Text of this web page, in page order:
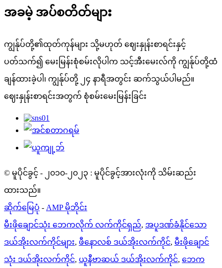
အခမဲ့ အပ်စတိတ်များ
ကျွန်ုပ်တို့၏ထုတ်ကုန်များ သို့မဟုတ် ဈေးနှုန်းစာရင်းနှင့်
ပတ်သက်၍ မေးမြန်းစုံစမ်းလိုပါက သင့်အီးမေးလ်ကို ကျွန်ုပ်တို့ထံ
ချန်ထားခဲ့ပါ၊ ကျွန်ုပ်တို့ ၂၄ နာရီအတွင်း ဆက်သွယ်ပါမည်။
ဈေးနှုန်းစာရင်းအတွက် စုံစမ်းမေးမြန်းခြင်း
© မူပိုင်ခွင့် - ၂၀၁၀-၂၀၂၃ : မူပိုင်ခွင့်အားလုံးကို သိမ်းဆည်း
ထားသည်။
ဆိုက်မြေပုံ - AMP မိုဘိုင်း
မီးဖိုချောင်သုံး ဘေကလိုက် လက်ကိုင်ရှည်, အပူဒဏ်ခံနိုင်သော
ဒယ်အိုးလက်ကိုင်များ, ဖီနောလစ် ဒယ်အိုးလက်ကိုင်, မီးဖိုချောင်
သုံး ဒယ်အိုးလက်ကိုင်, ယူနီဗာဆယ် ဒယ်အိုးလက်ကိုင်, ဘေက